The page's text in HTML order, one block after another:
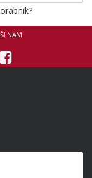
NAM
Facebook